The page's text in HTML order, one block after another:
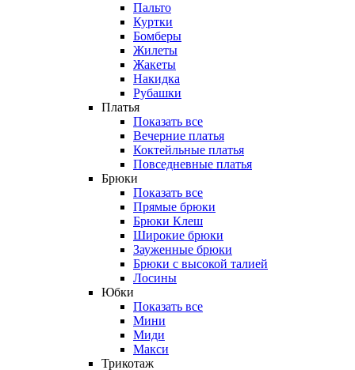
Пальто
Куртки
Бомберы
Жилеты
Жакеты
Накидка
Рубашки
Платья
Показать все
Вечерние платья
Коктейльные платья
Повседневные платья
Брюки
Показать все
Прямые брюки
Брюки Клеш
Широкие брюки
Зауженные брюки
Брюки с высокой талией
Лосины
Юбки
Показать все
Мини
Миди
Макси
Трикотаж